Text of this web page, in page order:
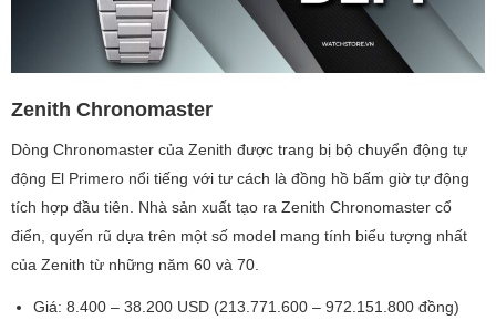
Zenith Chronomaster
Dòng Chronomaster của Zenith được trang bị bộ chuyển động tự
động El Primero nổi tiếng với tư cách là đồng hồ bấm giờ tự động
tích hợp đầu tiên. Nhà sản xuất tạo ra Zenith Chronomaster cổ
điển, quyến rũ dựa trên một số model mang tính biểu tượng nhất
của Zenith từ những năm 60 và 70.
Giá: 8.400 – 38.200 USD (213.771.600 – 972.151.800 đồng)